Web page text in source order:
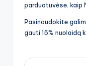
parduotuvėse, kaip
Pasinaudokite
gauti 15% nuolaidą